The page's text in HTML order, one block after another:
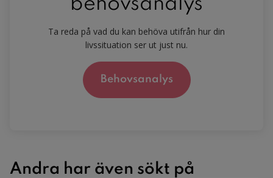
Ta reda på vad du kan behöva utifrån hur din
livssituation ser ut just nu.
Behovsanalys
Andra har även sökt på